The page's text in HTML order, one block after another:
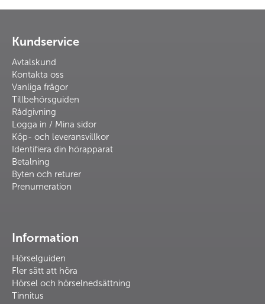
Kundservice
Avtalskund
Kontakta oss
Vanliga frågor
Tillbehörsguiden
Rådgivning
Logga in / Mina sidor
Köp- och leveransvillkor
Identifiera din hörapparat
Betalning
Byten och returer
Prenumeration
Information
Hörselguiden
Fler sätt att höra
Hörsel och hörselnedsättning
Tinnitus